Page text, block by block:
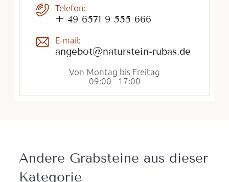
Telefon:
+ 49 6571 9 555 666
E-mail:
angebot@naturstein-rubas.de
Von Montag bis Freitag
09:00 - 17:00
Andere Grabsteine ​​aus dieser
Kategorie